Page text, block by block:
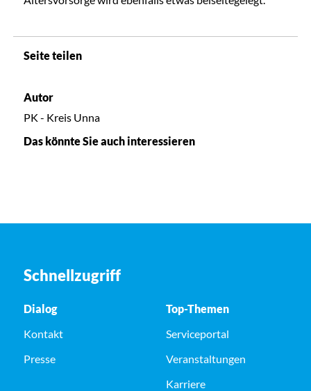
Seite teilen
Autor
PK - Kreis Unna
Das könnte Sie auch interessieren
Schnellzugriff
Dialog
Kontakt
Presse
Top-Themen
Serviceportal
Veranstaltungen
Karriere